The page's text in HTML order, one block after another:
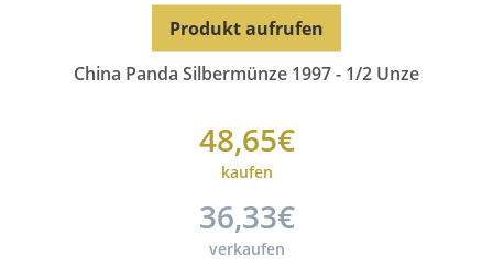
China Panda Silbermünze 1997 - 1/2 Unze
48,65€
kaufen
36,33€
verkaufen
Produkt aufrufen